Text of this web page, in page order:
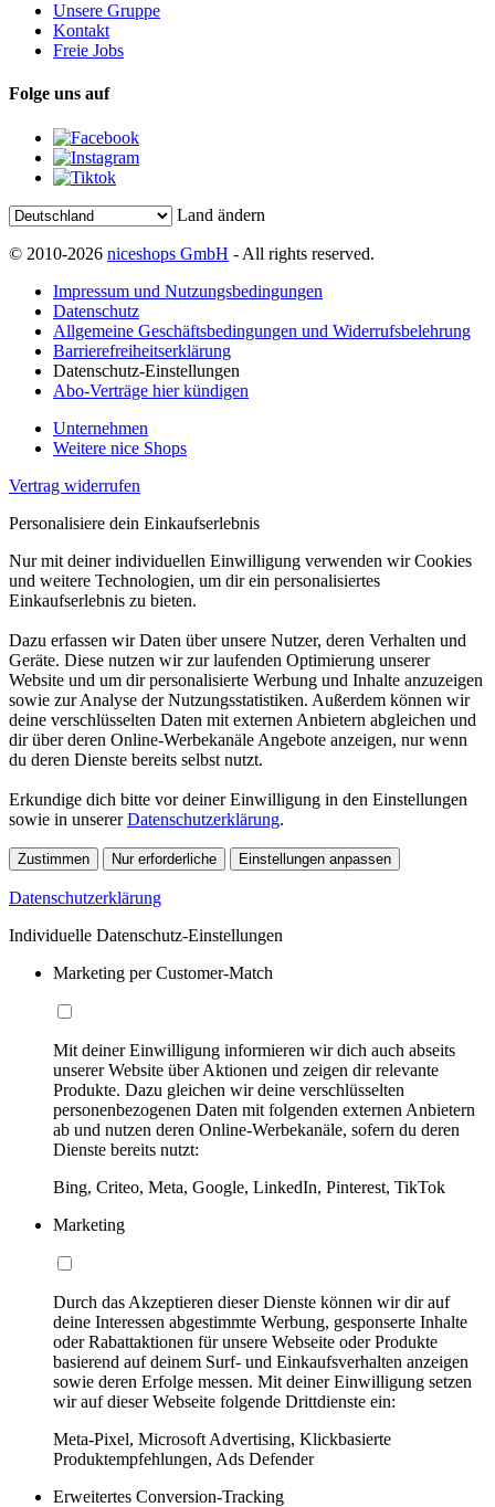
Unsere Gruppe
Kontakt
Freie Jobs
Folge uns auf
Land ändern
© 2010-2026 niceshops GmbH - All rights reserved.
Impressum und Nutzungsbedingungen
Datenschutz
Allgemeine Geschäftsbedingungen und Widerrufsbelehrung
Barrierefreiheitserklärung
Datenschutz-Einstellungen
Abo-Verträge hier kündigen
Unternehmen
Weitere nice Shops
Vertrag widerrufen
Personalisiere dein Einkaufserlebnis
Nur mit deiner individuellen Einwilligung verwenden wir Cookies
und weitere Technologien, um dir ein personalisiertes
Einkaufserlebnis zu bieten.
Dazu erfassen wir Daten über unsere Nutzer, deren Verhalten und
Geräte. Diese nutzen wir zur laufenden Optimierung unserer
Website und um dir personalisierte Werbung und Inhalte anzuzeigen
sowie zur Analyse der Nutzungsstatistiken. Außerdem können wir
deine verschlüsselten Daten mit externen Anbietern abgleichen und
dir über deren Online-Werbekanäle Angebote anzeigen, nur wenn
du deren Dienste bereits selbst nutzt.
Erkundige dich bitte vor deiner Einwilligung in den Einstellungen
sowie in unsererDatenschutzerklärung.
Zustimmen Nur erforderliche Einstellungen anpassen
Datenschutzerklärung
Individuelle Datenschutz-Einstellungen
Marketing per Customer-Match
Mit deiner Einwilligung informieren wir dich auch abseits
unserer Website über Aktionen und zeigen dir relevante
Produkte. Dazu gleichen wir deine verschlüsselten
personenbezogenen Daten mit folgenden externen Anbietern
ab und nutzen deren Online-Werbekanäle, sofern du deren
Dienste bereits nutzt:
Bing, Criteo, Meta, Google, LinkedIn, Pinterest, TikTok
Marketing
Durch das Akzeptieren dieser Dienste können wir dir auf
deine Interessen abgestimmte Werbung, gesponserte Inhalte
oder Rabattaktionen für unsere Webseite oder Produkte
basierend auf deinem Surf- und Einkaufsverhalten anzeigen
sowie deren Erfolge messen. Mit deiner Einwilligung setzen
wir auf dieser Webseite folgende Drittdienste ein:
Meta-Pixel, Microsoft Advertising, Klickbasierte
Produktempfehlungen, Ads Defender
Erweitertes Conversion-Tracking